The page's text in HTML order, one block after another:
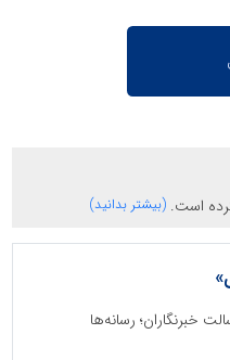
است. (بیشتر بدانید)
خبرنگاران؛ رسانه‌ها